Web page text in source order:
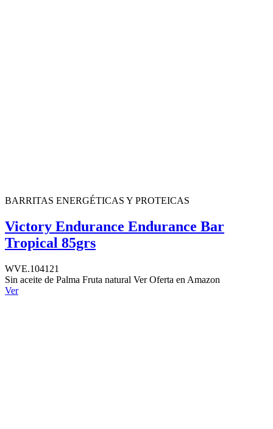
BARRITAS ENERGÉTICAS Y PROTEICAS
Victory Endurance Endurance Bar
Tropical 85grs
WVE.104121
Sin aceite de Palma Fruta natural Ver Oferta en Amazon
Ver